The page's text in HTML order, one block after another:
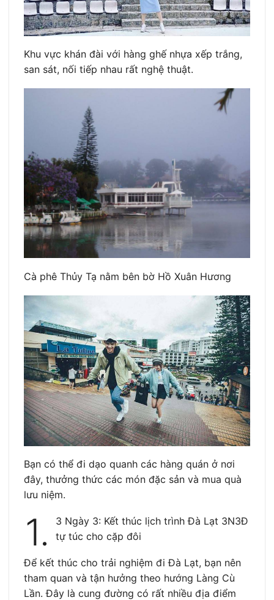
Khu vực khán đài với hàng ghế nhựa xếp trắng,
san sát, nối tiếp nhau rất nghệ thuật.
Cà phê Thủy Tạ nằm bên bờ Hồ Xuân Hương
Bạn có thể đi dạo quanh các hàng quán ở nơi
đây, thưởng thức các món đặc sản và mua quà
lưu niệm.
1.
3 Ngày 3: Kết thúc lịch trình Đà Lạt 3N3Đ
tự túc cho cặp đôi
Để kết thúc cho trải nghiệm đi Đà Lạt, bạn nên
tham quan và tận hưởng theo hướng Làng Cù
Lần. Đây là cung đường có rất nhiều địa điểm